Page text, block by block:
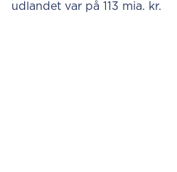
udlandet var på 113 mia. kr.